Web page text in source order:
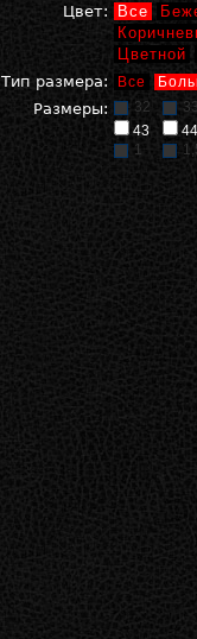
Цвет: Все
Цветной
Тип размера:
Все
Размеры: 32
43
44
1